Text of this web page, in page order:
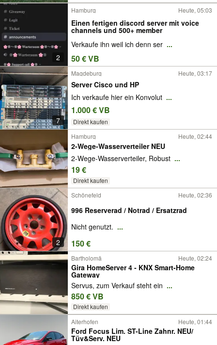
2
Hamburg Heute, 05:03
Einen fertigen discord server mit voice
channels und 500+ member
Verkaufe ihn weil ich denn ser ...
50 € VB
7
Magdeburg Heute, 03:17
Server Cisco und HP
Ich verkaufe hier ein Konvolut ...
1.000 € VB
Direkt kaufen
Hamburg
Heute, 02:44
2-Wege-Wasserverteiler NEU
2-Wege-Wasserverteiler, Robust ...
19 €
Direkt kaufen
2
Schönefeld Heute, 02:36
996 Reserverad / Notrad / Ersatzrad
Nicht genutzt. ...
150 €
Bartholomä Heute, 02:24
Gira HomeServer 4 - KNX Smart-Home
Gateway
Servus, zum Verkauf steht ein ...
850 € VB
Direkt kaufen
Aiterhofen
Heute, 01:44
Ford Focus Lim. ST-Line Zahnr. NEU/
Tüv&Serv. NEU